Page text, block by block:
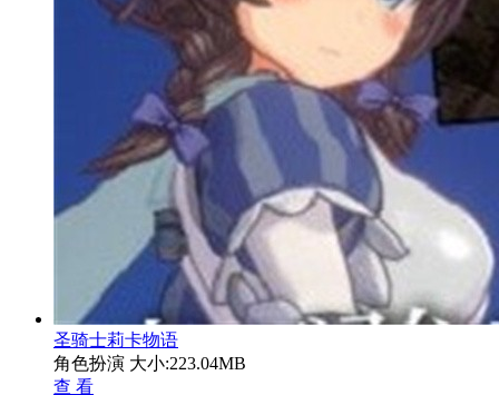
圣骑士莉卡物语
角色扮演 大小:223.04MB
查 看